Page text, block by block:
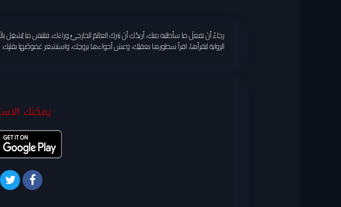
رجاءً أنْ تفعلَ ما سأطلبه منك، أريدُك أنْ تتركَ العالمَ الخارجيَّ وراءَك، فلتنسَ ما
الرواية لتقرأها، اقرأ سطورها بعقلِك، وعش أجواءها بروحِك، واستشعر غموضَها
يمكنك